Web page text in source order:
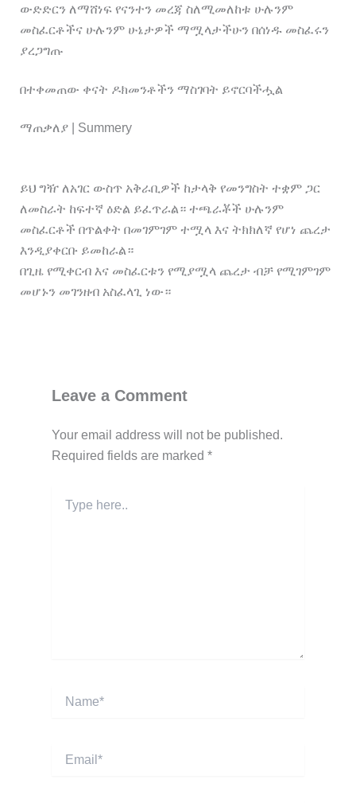
ውድድርን ለማሸነፍ የናንተን መረጃ ስለሚመለከቱ ሁሉንም
መስፈርቶችና ሁሉንም ሁኔታዎች ማሟላታችሁን በሰነዱ መስፈሩን
ያረጋግጡ
በተቀመጠው ቀናት ዶክመንቶችን ማስገባት ይኖርባችሗል
ማጠቃለያ | Summery
ይህ ግዥ ለአገር ውስጥ አቅራቢዎች ከታላቅ የመንግስት ተቋም ጋር
ለመስራት ከፍተኛ ዕድል ይፈጥራል። ተጫራቾች ሁሉንም
መስፈርቶች በጥልቀት በመገምገም ተሟላ እና ትክክለኛ የሆነ ጨረታ
እንዲያቀርቡ ይመከራል።
በጊዜ የሚቀርብ እና መስፈርቱን የሚያሟላ ጨረታ ብቻ የሚገምገም
መሆኑን መገንዘብ አስፈላጊ ነው።
Leave a Comment
Your email address will not be published.
Required fields are marked *
here..
Name*